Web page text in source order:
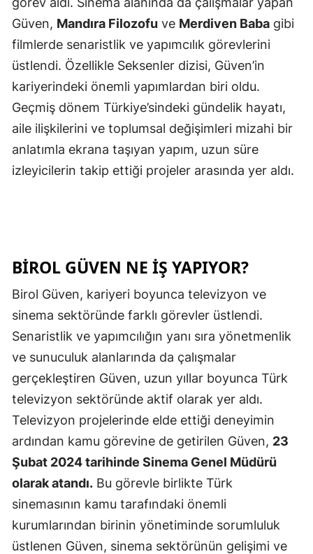
Güven, Mandıra Filozofu ve Merdiven Baba gibi
filmlerde senaristlik ve yapımcılık görevlerini
üstlendi. Özellikle Seksenler dizisi, Güven’in
kariyerindeki önemli yapımlardan biri oldu.
Geçmiş dönem Türkiye’sindeki gündelik hayatı,
aile ilişkilerini ve toplumsal değişimleri mizahi bir
anlatımla ekrana taşıyan yapım, uzun süre
izleyicilerin takip ettiği projeler arasında yer aldı.
BİROL GÜVEN NE İŞ YAPIYOR?
Birol Güven, kariyeri boyunca televizyon ve
sinema sektöründe farklı görevler üstlendi.
Senaristlik ve yapımcılığın yanı sıra yönetmenlik
ve sunuculuk alanlarında da çalışmalar
gerçekleştiren Güven, uzun yıllar boyunca Türk
televizyon sektöründe aktif olarak yer aldı.
Televizyon projelerinde elde ettiği deneyimin
ardından kamu görevine de getirilen Güven, 23
Şubat 2024 tarihinde Sinema Genel Müdürü
olarak atandı. Bu görevle birlikte Türk
sinemasının kamu tarafındaki önemli
kurumlarından birinin yönetiminde sorumluluk
üstlenen Güven, sinema sektörünün gelişimi ve